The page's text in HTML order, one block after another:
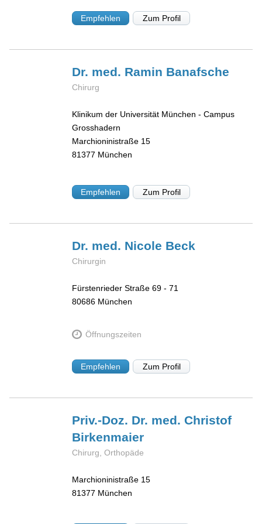
Empfehlen Zum Profil
Dr. med. Ramin Banafsche
Chirurg
Klinikum der Universität München - Campus
Grosshadern
Marchioninistraße 15
81377 München
Empfehlen Zum Profil
Dr. med. Nicole Beck
Chirurgin
Fürstenrieder Straße 69 - 71
80686 München
Öffnungszeiten
Empfehlen Zum Profil
Priv.-Doz. Dr. med. Christof
Birkenmaier
Chirurg, Orthopäde
Marchioninistraße 15
81377 München